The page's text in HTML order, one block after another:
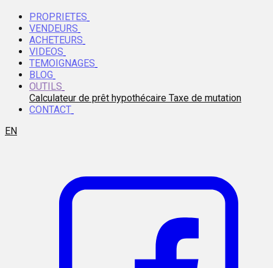
PROPRIETES
VENDEURS
ACHETEURS
VIDEOS
TEMOIGNAGES
BLOG
OUTILS
Calculateur de prêt hypothécaire Taxe de mutation
CONTACT
EN